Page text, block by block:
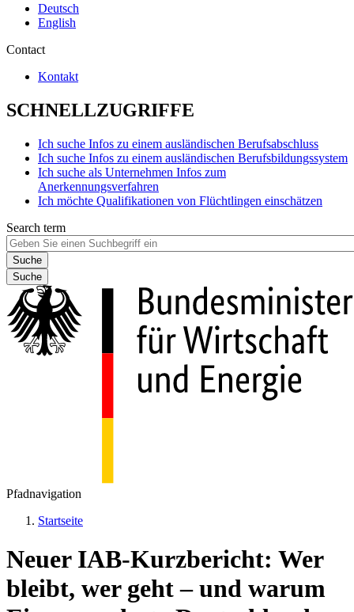
Deutsch
English
Contact
Kontakt
SCHNELLZUGRIFFE
Ich suche Infos zu einem ausländischen Berufsabschluss
Ich suche Infos zu einem ausländischen Berufsbildungssystem
Ich suche als Unternehmen Infos zum
Anerkennungsverfahren
Ich möchte Qualifikationen von Flüchtlingen einschätzen
Search term
Suche
Pfadnavigation
Startseite
Neuer IAB-Kurzbericht: Wer
bleibt, wer geht – und warum